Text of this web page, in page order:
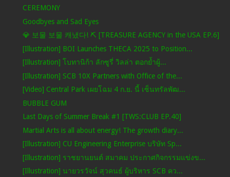
CEREMONY
Goodbyes and Sad Eyes
💎 보물 보물 캐냈다! ⛏️ [TREASURE AGENCY in the USA EP.6]
[Illustration] BOI Launches THECA 2025 to Position...
[Illustration] โบทานิก้า ลักซูรี่ วิลล่า ตอกย้ำผู้...
[Illustration] SCB 10X Partners with Office of the...
[Video] Central Park เผยโฉม 4 ก.ย. นี้ เซ็นทรัลพัฒ...
BUBBLE GUM
Last Days of Summer Break #1 [TWS:CLUB EP.40]
Martial Arts is all about energy! The growth diary...
[Illustration] CU Engineering Enterprise บริษัท Sp...
[Illustration] ราชยานยนต์ สมาคม ประกาศกิจกรรมแข่งข...
[Illustration] นายวรวัจน์ สุวคนธ์ ผู้บริหาร SCB คว...